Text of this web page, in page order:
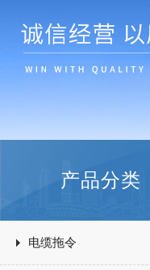
产品分类
电缆拖令